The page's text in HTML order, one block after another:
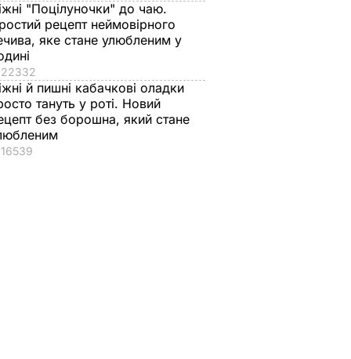
"Поцілуночки" до чаю.
рецепт неймовірного
яке стане улюбленим у
22332
й пишні кабачкові оладки
тануть у роті. Новий
без борошна, який стане
16539